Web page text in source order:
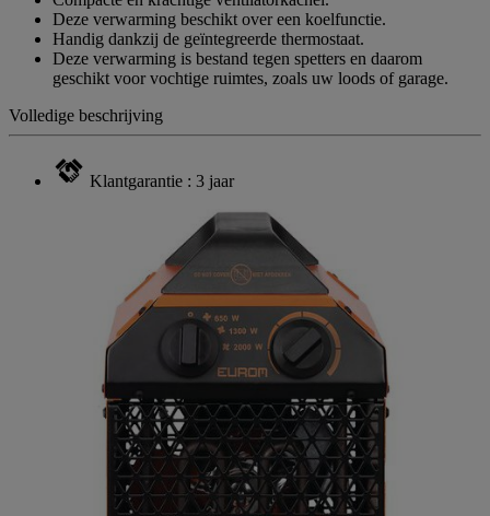
Read
Review.
Dezelfde
paginalink.
Deze verwarming beschikt over een koelfunctie.
Handig dankzij de geïntegreerde thermostaat.
Deze verwarming is bestand tegen spetters en daarom
geschikt voor vochtige ruimtes, zoals uw loods of garage.
Volledige beschrijving
Klantgarantie : 3 jaar